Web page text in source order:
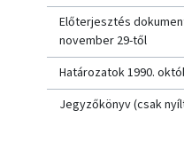
Előterjesztés
november 29-től
Határozatok 1990.
Jegyzőkönyv (csak